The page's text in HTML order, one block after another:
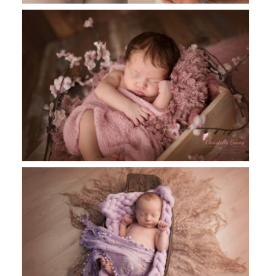
Mila, 14 Jours, séance nouveau-né
Toulouse, photographe nouveau-né
Castres, Toulouse,Carcassonne
Sofie, 10 jours, séance nouveau-né
Revel, photographe nouveau-né
Toulouse, Castres